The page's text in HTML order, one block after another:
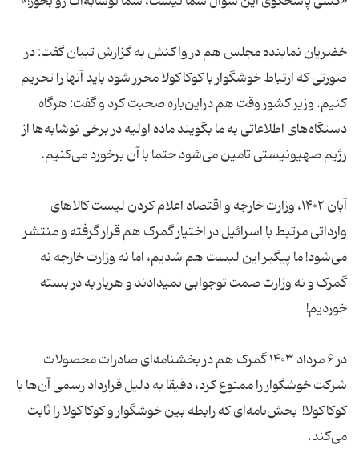
خضریان نماینده مجلس هم در واکنش به گزارش تبیان گفت: در
صورتی که ارتباط خوشگوار با کوکاکولا محرز شود باید آنها را تحریم
کنیم. وزیر کشور وقت هم دراین‌باره صحبت کرد و گفت: هرگاه
دستگاه‌های اطلاعاتی به ما بگویند ماده اولیه در برخی نوشابه‌ها از
آبان ۱۴۰۲، وزارت خارجه و اقتصاد اعلام کردن لیست کالاهای
وارداتی مرتبط با اسرائیل در اختیار گمرک هم قرار گرفته و منتشر
می‌شود! ما پیگیر این لیست هم شدیم، اما نه وزارت خارجه نه
گمرک و نه وزارت صمت توجوابی نمیدادند و هربار به در بسته
در ۶ مرداد ۱۴۰۳ گمرک هم در بخشنامه‌ای صادرات محصولات
شرکت خوشگوار را ممنوع کرد، دقیقا به دلیل قرارداد رسمی آن‌ها با
کوکاکولا! بخش‌نامه‌ای که رابطه بین خوشگوار و کوکاکولا را ثابت